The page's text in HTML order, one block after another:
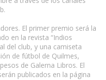
El primer premio será la
en la revista “Indios
del club, y una camiseta
de fútbol de Quilmes,
de Galerna Libros. El
publicados en la página